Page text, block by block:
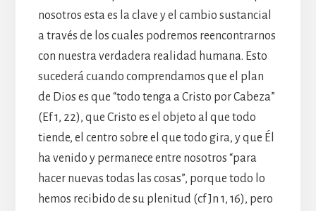
nosotros esta es la clave y el cambio sustancial
a través de los cuales podremos reencontrarnos
con nuestra verdadera realidad humana. Esto
sucederá cuando comprendamos que el plan
de Dios es que “todo tenga a Cristo por Cabeza”
(Ef 1, 22), que Cristo es el objeto al que todo
tiende, el centro sobre el que todo gira, y que Él
ha venido y permanece entre nosotros “para
hacer nuevas todas las cosas”, porque todo lo
hemos recibido de su plenitud (cf Jn 1, 16), pero